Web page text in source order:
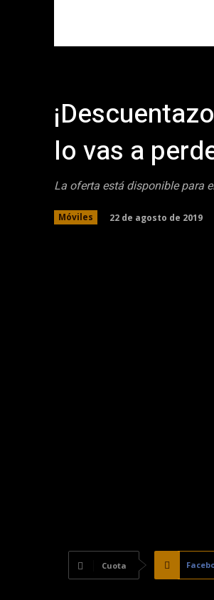
lo vas a
La oferta está disponible para
Móviles 22 de agosto de 2019
Cuota